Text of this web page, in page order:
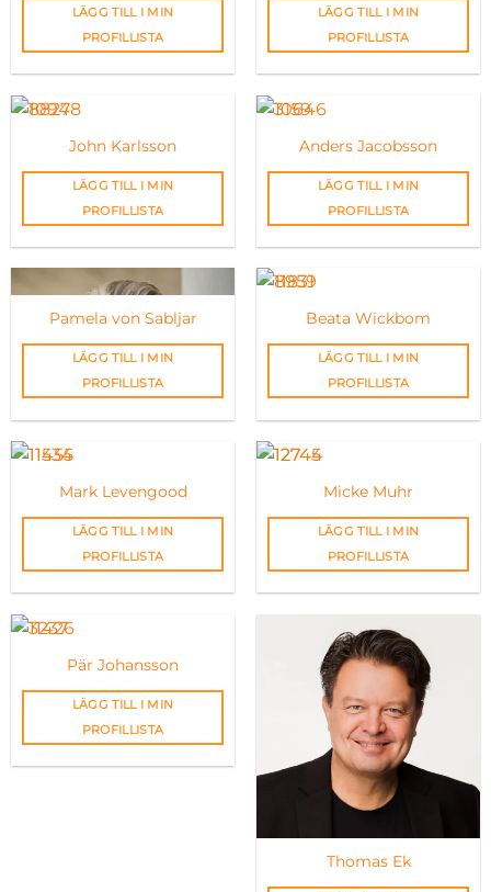
LÄGG TILL I MIN
PROFILLISTA
LÄGG TILL I MIN
PROFILLISTA
John Karlsson
LÄGG TILL I MIN
PROFILLISTA
Anders Jacobsson
LÄGG TILL I MIN
PROFILLISTA
Pamela von Sabljar
LÄGG TILL I MIN
PROFILLISTA
Beata Wickbom
LÄGG TILL I MIN
PROFILLISTA
Mark Levengood
LÄGG TILL I MIN
PROFILLISTA
Micke Muhr
LÄGG TILL I MIN
PROFILLISTA
Pär Johansson
LÄGG TILL I MIN
PROFILLISTA
Thomas Ek